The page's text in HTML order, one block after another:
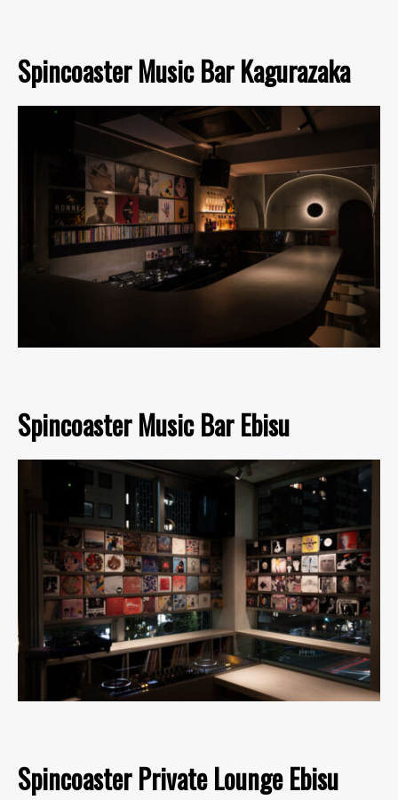
Spincoaster Music Bar Kagurazaka
Spincoaster Music Bar Ebisu
Spincoaster Private Lounge Ebisu